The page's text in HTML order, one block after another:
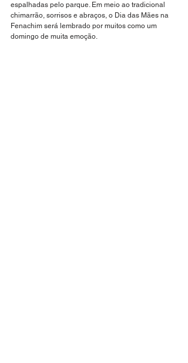
espalhadas pelo parque. Em meio ao tradicional
chimarrão, sorrisos e abraços, o Dia das Mães na
Fenachim será lembrado por muitos como um
domingo de muita emoção.